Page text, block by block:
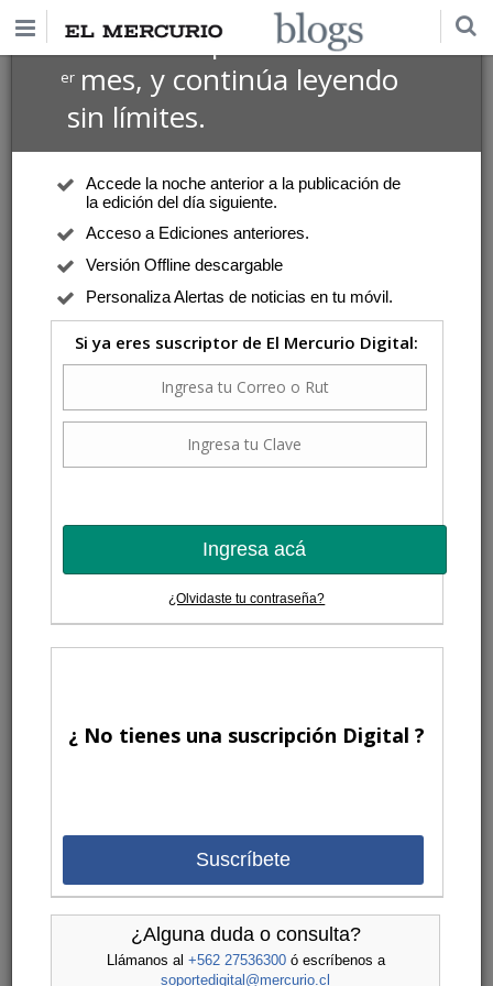
Suscríbete por $1 USD
ermes, y continúa leyendo
sin límites.
Accede la noche anterior a la publicación de
la edición del día siguiente.
Acceso a Ediciones anteriores.
Versión Offline descargable
Personaliza Alertas de noticias en tu móvil.
Si ya eres suscriptor de El Mercurio Digital:
Ingresa acá
¿Olvidaste tu contraseña?
¿ No tienes una suscripción Digital ?
Suscríbete
¿Alguna duda o consulta?
Llámanos al +562 27536300ó escríbenos a
soportedigital@mercurio.cl